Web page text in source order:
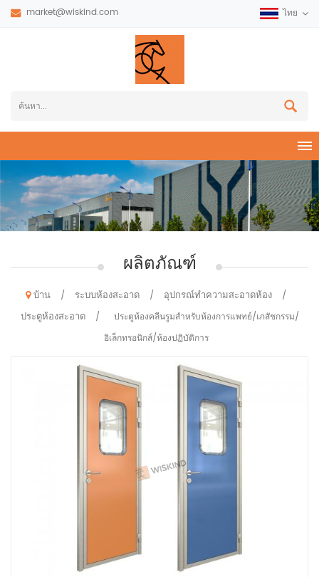
market@wiskind.com ไทย
ผลิตภัณฑ์
บ้าน / ระบบห้องสะอาด / อุปกรณ์ทำความสะอาดห้อง /
ประตูห้องสะอาด /
ประตูห้องคลีนรูมสำหรับห้องการแพทย์/เภสัชกรรม/
อิเล็กทรอนิกส์/ห้องปฏิบัติการ